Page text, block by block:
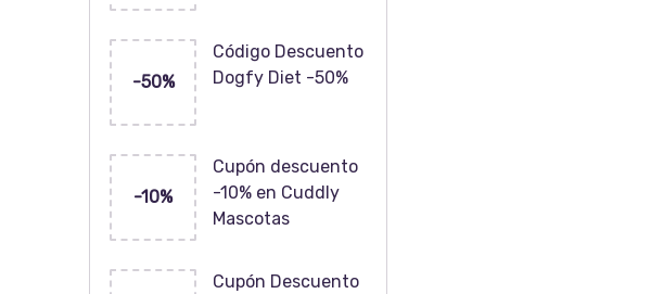
-50%
Código Descuento
Dogfy Diet -50%
-10%
Cupón descuento
-10% en Cuddly
Mascotas
Cupón Descuento